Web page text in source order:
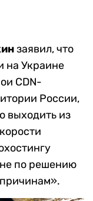
заявил, что
на Украине
CDN-
России,
выходить из
по решению